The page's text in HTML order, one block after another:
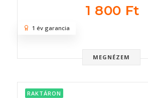
1 800 Ft
MEGNÉZEM
1 év garancia
RAKTÁRON